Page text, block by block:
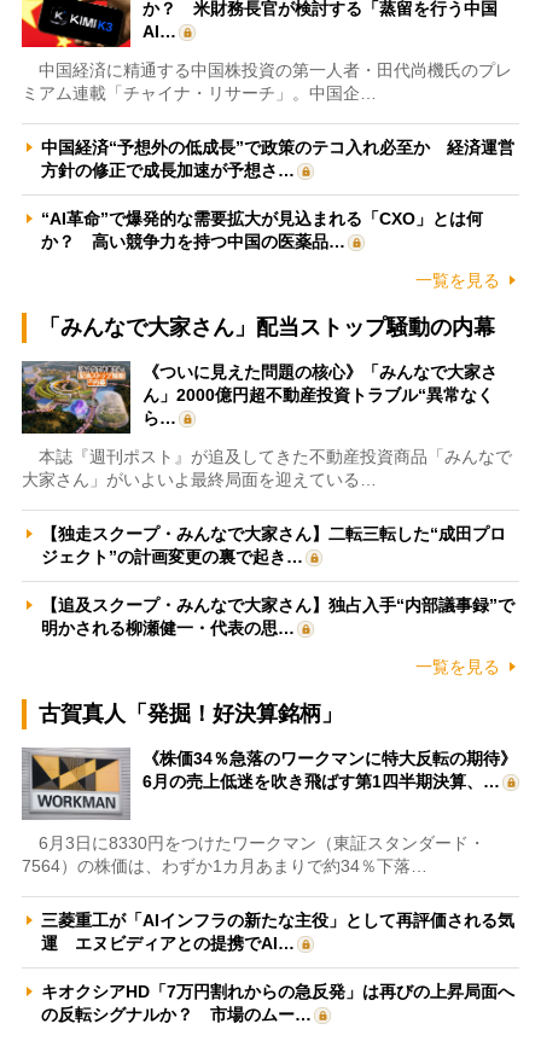
か？ 米財務長官が検討する「蒸留を行う中国
AI…
中国経済に精通する中国株投資の第一人者・田代尚機氏のプレ
ミアム連載「チャイナ・リサーチ」。中国企…
中国経済“予想外の低成長”で政策のテコ入れ必至か 経済運営
方針の修正で成長加速が予想さ…
“AI革命”で爆発的な需要拡大が見込まれる「CXO」とは何
か？ 高い競争力を持つ中国の医薬品…
一覧を見る
「みんなで大家さん」配当ストップ騒動の内幕
《ついに見えた問題の核心》「みんなで大家さ
ん」2000億円超不動産投資トラブル“異常なく
ら…
本誌『週刊ポスト』が追及してきた不動産投資商品「みんなで
大家さん」がいよいよ最終局面を迎えている…
【独走スクープ・みんなで大家さん】二転三転した“成田プロ
ジェクト”の計画変更の裏で起き…
【追及スクープ・みんなで大家さん】独占入手“内部議事録”で
明かされる柳瀬健一・代表の思…
一覧を見る
古賀真人「発掘！好決算銘柄」
《株価34％急落のワークマンに特大反転の期待》
6月の売上低迷を吹き飛ばす第1四半期決算、…
6月3日に8330円をつけたワークマン（東証スタンダード・
7564）の株価は、わずか1カ月あまりで約34％下落…
三菱重工が「AIインフラの新たな主役」として再評価される気
運 エヌビディアとの提携でAI…
キオクシアHD「7万円割れからの急反発」は再びの上昇局面へ
の反転シグナルか？ 市場のムー…